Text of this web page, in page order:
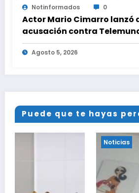
Notinformados 0
Actor Mario Cimarro lanzó
acusación contra
advirtió que lo que hacen
es ilegal en EEUU
Agosto 5, 2026
Puede que te hayas